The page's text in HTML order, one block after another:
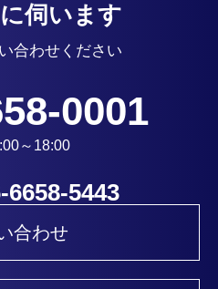
伺います
合わせください
0001
～18:00
6658-5443
合わせ